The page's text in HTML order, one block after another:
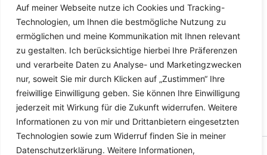
Auf meiner Webseite nutze ich Cookies und Tracking-
Technologien, um Ihnen die bestmögliche Nutzung zu
ermöglichen und meine Kommunikation mit Ihnen relevant
zu gestalten. Ich berücksichtige hierbei Ihre Präferenzen
und verarbeite Daten zu Analyse- und Marketingzwecken
nur, soweit Sie mir durch Klicken auf „Zustimmen“ Ihre
freiwillige Einwilligung geben. Sie können Ihre Einwilligung
jederzeit mit Wirkung für die Zukunft widerrufen. Weitere
Informationen zu von mir und Drittanbietern eingesetzten
Technologien sowie zum Widerruf finden Sie in meiner
Datenschutzerklärung. Weitere Informationen,
Lieferzeit Deutschland:2-3
Werktage